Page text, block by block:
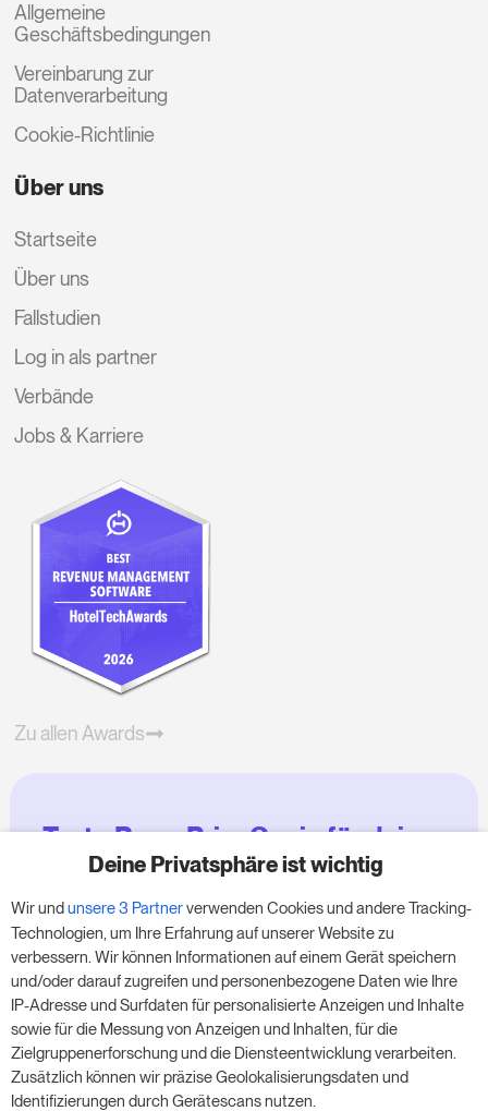
Allgemeine
Geschäftsbedingungen
Vereinbarung zur
Datenverarbeitung
Cookie-Richtlinie
Über uns
Startseite
Über uns
Fallstudien
Log in als partner
Verbände
Jobs & Karriere
Zu allen Awards
Teste RoomPriceGenie für deine
Zimmer
Nutze unsere 14-tägige Testversion und steigere
deinen Umsatz jetzt – ganz ohne Verpflichtung.
Buche einen Termin, um deine kostenlose 14-
tägige Testphase zu starten.
Deine Privatsphäre ist wichtig
Wir undunsere 3 Partnerverwenden Cookies und andere Tracking-
Technologien, um Ihre Erfahrung auf unserer Website zu
verbessern. Wir können Informationen auf einem Gerät speichern
und/oder darauf zugreifen und personenbezogene Daten wie Ihre
IP-Adresse und Surfdaten für personalisierte Anzeigen und Inhalte
sowie für die Messung von Anzeigen und Inhalten, für die
Zielgruppenerforschung und die Diensteentwicklung verarbeiten.
Zusätzlich können wir präzise Geolokalisierungsdaten und
Identifizierungen durch Gerätescans nutzen.